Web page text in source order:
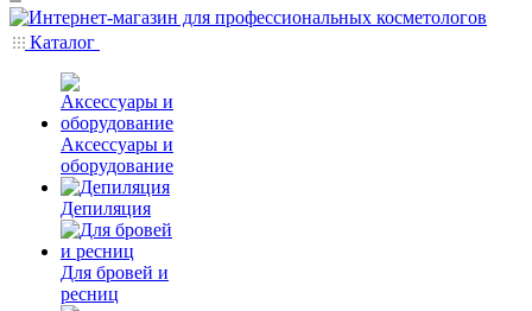
Каталог
Аксессуары и
оборудование
Депиляция
Для бровей и
ресниц